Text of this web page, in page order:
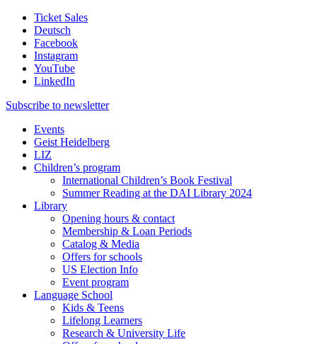
Ticket Sales
Deutsch
Facebook
Instagram
YouTube
LinkedIn
Subscribe to newsletter
Events
Geist Heidelberg
LIZ
Children’s program
International Children’s Book Festival
Summer Reading at the DAI Library 2024
Library
Opening hours & contact
Membership & Loan Periods
Catalog & Media
Offers for schools
US Election Info
Event program
Language School
Kids & Teens
Lifelong Learners
Research & University Life